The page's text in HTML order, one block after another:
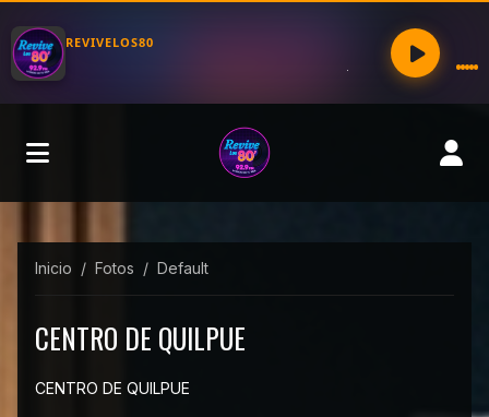
Inicio Fotos Default
CENTRO DE QUILPUE
CENTRO DE QUILPUE